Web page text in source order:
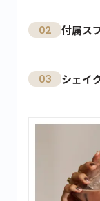
02 付属ス
03 シェイ